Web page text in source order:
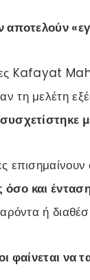
αποτελούν
Kafayat
τη μελέτη
όσο και
ή
φαίνεται να